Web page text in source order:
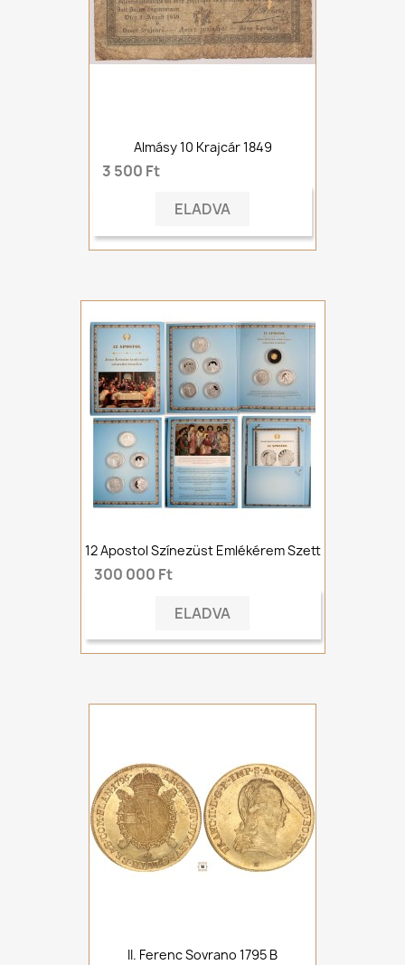
Almásy 10 Krajcár 1849
3 500 Ft
ELADVA
12 Apostol Színezüst Emlékérem Szett
300 000 Ft
ELADVA
II. Ferenc Sovrano 1795 B